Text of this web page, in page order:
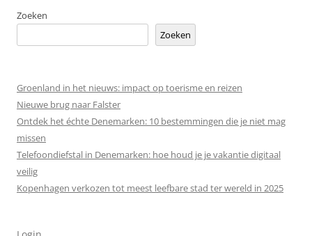
Zoeken
Zoeken
Groenland in het nieuws: impact op toerisme en reizen
Nieuwe brug naar Falster
Ontdek het échte Denemarken: 10 bestemmingen die je niet mag
missen
Telefoondiefstal in Denemarken: hoe houd je je vakantie digitaal
veilig
Kopenhagen verkozen tot meest leefbare stad ter wereld in 2025